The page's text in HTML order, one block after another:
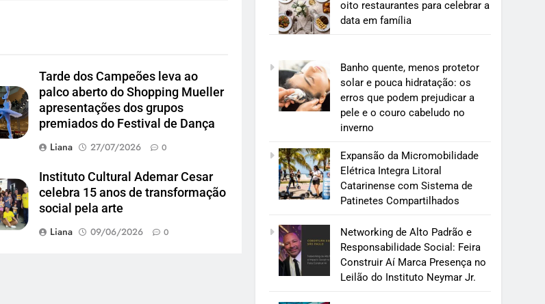
Tarde dos Campeões leva ao
palco aberto do Shopping Mueller
apresentações dos grupos
premiados do Festival de Dança
Liana
27/07/2026 0
Instituto Cultural Ademar Cesar
celebra 15 anos de transformação
social pela arte
Liana
09/06/2026 0
oito restaurantes para celebrar a
data em família
Banho quente, menos protetor
solar e pouca hidratação: os
erros que podem prejudicar a
pele e o couro cabeludo no
inverno
Expansão da Micromobilidade
Elétrica Integra Litoral
Catarinense com Sistema de
Patinetes Compartilhados
Networking de Alto Padrão e
Responsabilidade Social: Feira
Construir Aí Marca Presença no
Leilão do Instituto Neymar Jr.